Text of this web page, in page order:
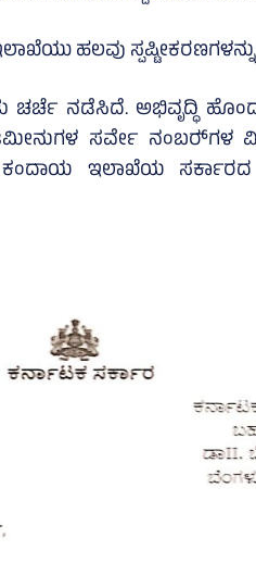
ಹಲವು
ಚರ್ಚೆ ನಡೆಸಿದೆ. ಅಭಿವೃದ್ಧಿ
ಸರ್ವೇ ನಂಬರ್‍‌ಗಳ
ಕಂದಾಯ ಇಲಾಖೆಯ